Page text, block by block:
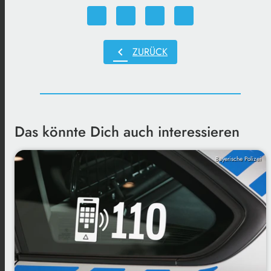
chevron_left ZURÜCK
Das könnte Dich auch interessieren
Bayerische Polizei